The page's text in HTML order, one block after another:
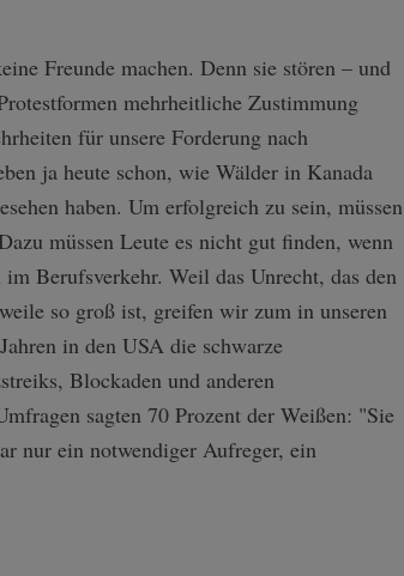
Freunde machen. Denn sie stören – und
mehrheitliche Zustimmung
für unsere Forderung nach
ja heute schon, wie Wälder in Kanada
haben. Um erfolgreich zu sein, müssen
müssen Leute es nicht gut finden, wenn
Berufsverkehr. Weil das Unrecht, das den
so groß ist, greifen wir zum in unseren
in den USA die schwarze
Blockaden und anderen
sagten 70 Prozent der Weißen: "Sie
nur ein notwendiger Aufreger, ein